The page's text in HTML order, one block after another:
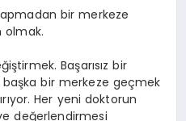
bir merkeze
Başarısız bir
bir merkeze geçmek
Her yeni doktorun
değerlendirmesi